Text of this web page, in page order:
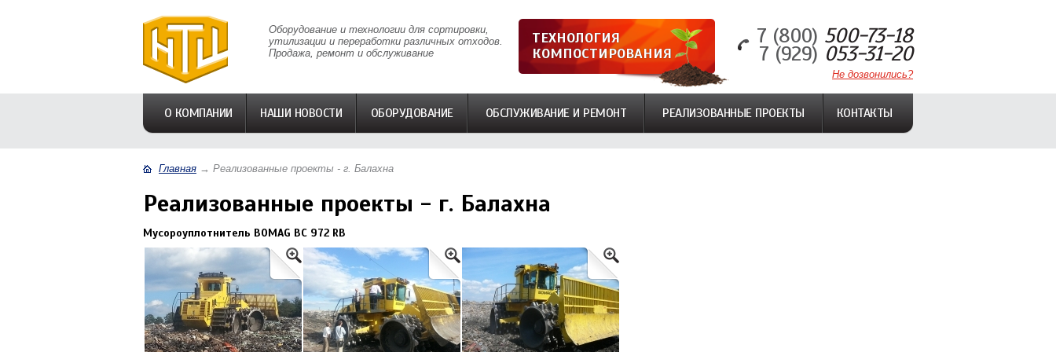
Оборудование и технологии для сортировки,
утилизации и переработки различных отходов.
Продажа, ремонт и обслуживание
ТЕХНОЛОГИЯ
КОМПОСТИРОВАНИЯ
7 (800) 500-73-18
7 (929) 053-31-20
Не дозвонились?
О КОМПАНИИ НАШИ НОВОСТИ ОБОРУДОВАНИЕ ОБСЛУЖИВАНИЕ И РЕМОНТ РЕАЛИЗОВАННЫЕ ПРОЕКТЫ КОНТАКТЫ
Главная → Реализованные проекты - г. Балахна
Реализованные проекты - г. Балахна
Мусороуплотнитель BOMAG BC 972 RB